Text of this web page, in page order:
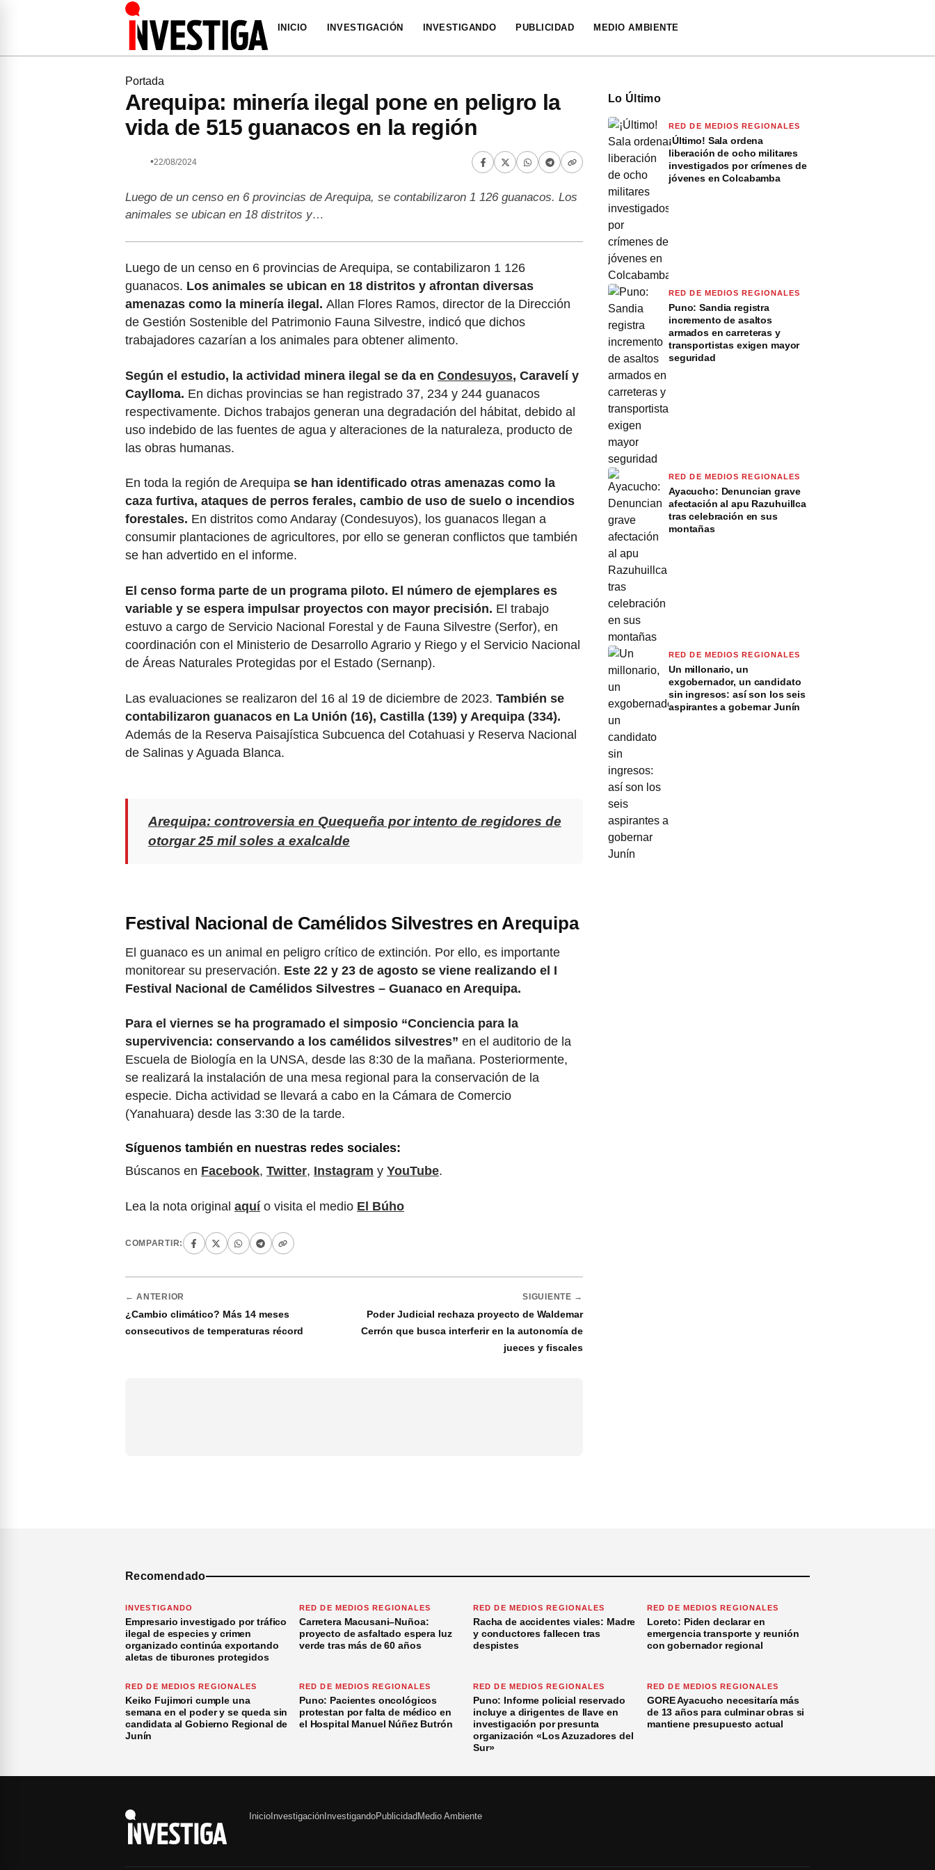
INICIO INVESTIGACIÓN INVESTIGANDO PUBLICIDAD MEDIO AMBIENTE
Portada
Arequipa: minería ilegal pone en peligro la
vida de 515 guanacos en la región
•22/08/2024
Luego de un censo en 6 provincias de Arequipa, se contabilizaron 1 126 guanacos. Los
animales se ubican en 18 distritos y…
Luego de un censo en 6 provincias de Arequipa, se contabilizaron 1 126
guanacos. Los animales se ubican en 18 distritos y afrontan diversas
amenazas como la minería ilegal. Allan Flores Ramos, director de la Dirección
de Gestión Sostenible del Patrimonio Fauna Silvestre, indicó que dichos
trabajadores cazarían a los animales para obtener alimento.
Según el estudio, la actividad minera ilegal se da en Condesuyos, Caravelí y
Caylloma. En dichas provincias se han registrado 37, 234 y 244 guanacos
respectivamente. Dichos trabajos generan una degradación del hábitat, debido al
uso indebido de las fuentes de agua y alteraciones de la naturaleza, producto de
las obras humanas.
En toda la región de Arequipa se han identificado otras amenazas como la
caza furtiva, ataques de perros ferales, cambio de uso de suelo o incendios
forestales. En distritos como Andaray (Condesuyos), los guanacos llegan a
consumir plantaciones de agricultores, por ello se generan conflictos que también
se han advertido en el informe.
El censo forma parte de un programa piloto. El número de ejemplares es
variable y se espera impulsar proyectos con mayor precisión. El trabajo
estuvo a cargo de Servicio Nacional Forestal y de Fauna Silvestre (Serfor), en
coordinación con el Ministerio de Desarrollo Agrario y Riego y el Servicio Nacional
de Áreas Naturales Protegidas por el Estado (Sernanp).
Las evaluaciones se realizaron del 16 al 19 de diciembre de 2023. También se
contabilizaron guanacos en La Unión (16), Castilla (139) y Arequipa (334).
Además de la Reserva Paisajística Subcuenca del Cotahuasi y Reserva Nacional
de Salinas y Aguada Blanca.
Arequipa: controversia en Quequeña por intento de regidores de
otorgar 25 mil soles a exalcalde
Festival Nacional de Camélidos Silvestres en Arequipa
El guanaco es un animal en peligro crítico de extinción. Por ello, es importante
monitorear su preservación. Este 22 y 23 de agosto se viene realizando el I
Festival Nacional de Camélidos Silvestres – Guanaco en Arequipa.
Para el viernes se ha programado el simposio “Conciencia para la
supervivencia: conservando a los camélidos silvestres” en el auditorio de la
Escuela de Biología en la UNSA, desde las 8:30 de la mañana. Posteriormente,
se realizará la instalación de una mesa regional para la conservación de la
especie. Dicha actividad se llevará a cabo en la Cámara de Comercio
(Yanahuara) desde las 3:30 de la tarde.
Síguenos también en nuestras redes sociales:
Búscanos en Facebook, Twitter, Instagram y YouTube.
Lea la nota original aquío visita el medio El Búho
COMPARTIR:
← ANTERIOR
¿Cambio climático? Más 14 meses
consecutivos de temperaturas récord
SIGUIENTE →
Poder Judicial rechaza proyecto de Waldemar
Cerrón que busca interferir en la autonomía de
jueces y fiscales
Lo Último
RED DE MEDIOS REGIONALES
¡Último! Sala ordena
liberación de ocho militares
investigados por crímenes de
jóvenes en Colcabamba
RED DE MEDIOS REGIONALES
Puno: Sandia registra
incremento de asaltos
armados en carreteras y
transportistas exigen mayor
seguridad
RED DE MEDIOS REGIONALES
Ayacucho: Denuncian grave
afectación al apu Razuhuillca
tras celebración en sus
montañas
RED DE MEDIOS REGIONALES
Un millonario, un
exgobernador, un candidato
sin ingresos: así son los seis
aspirantes a gobernar Junín
Recomendado
INVESTIGANDO
Empresario investigado por tráfico
ilegal de especies y crimen
organizado continúa exportando
aletas de tiburones protegidos
RED DE MEDIOS REGIONALES
Carretera Macusani–Nuñoa:
proyecto de asfaltado espera luz
verde tras más de 60 años
RED DE MEDIOS REGIONALES
Racha de accidentes viales: Madre
y conductores fallecen tras
despistes
RED DE MEDIOS REGIONALES
Loreto: Piden declarar en
emergencia transporte y reunión
con gobernador regional
RED DE MEDIOS REGIONALES
Keiko Fujimori cumple una
semana en el poder y se queda sin
candidata al Gobierno Regional de
Junín
RED DE MEDIOS REGIONALES
Puno: Pacientes oncológicos
protestan por falta de médico en
el Hospital Manuel Núñez Butrón
RED DE MEDIOS REGIONALES
Puno: Informe policial reservado
incluye a dirigentes de Ilave en
investigación por presunta
organización «Los Azuzadores del
Sur»
RED DE MEDIOS REGIONALES
GORE Ayacucho necesitaría más
de 13 años para culminar obras si
mantiene presupuesto actual
Inicio Investigación InvestigandoPublicidad Medio Ambiente